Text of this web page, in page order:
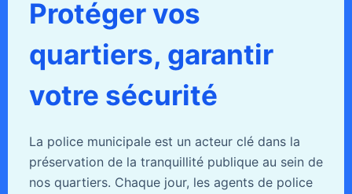
Protéger vos
quartiers, garantir
votre sécurité
La police municipale est un acteur clé dans la
préservation de la tranquillité publique au sein de
nos quartiers. Chaque jour, les agents de police